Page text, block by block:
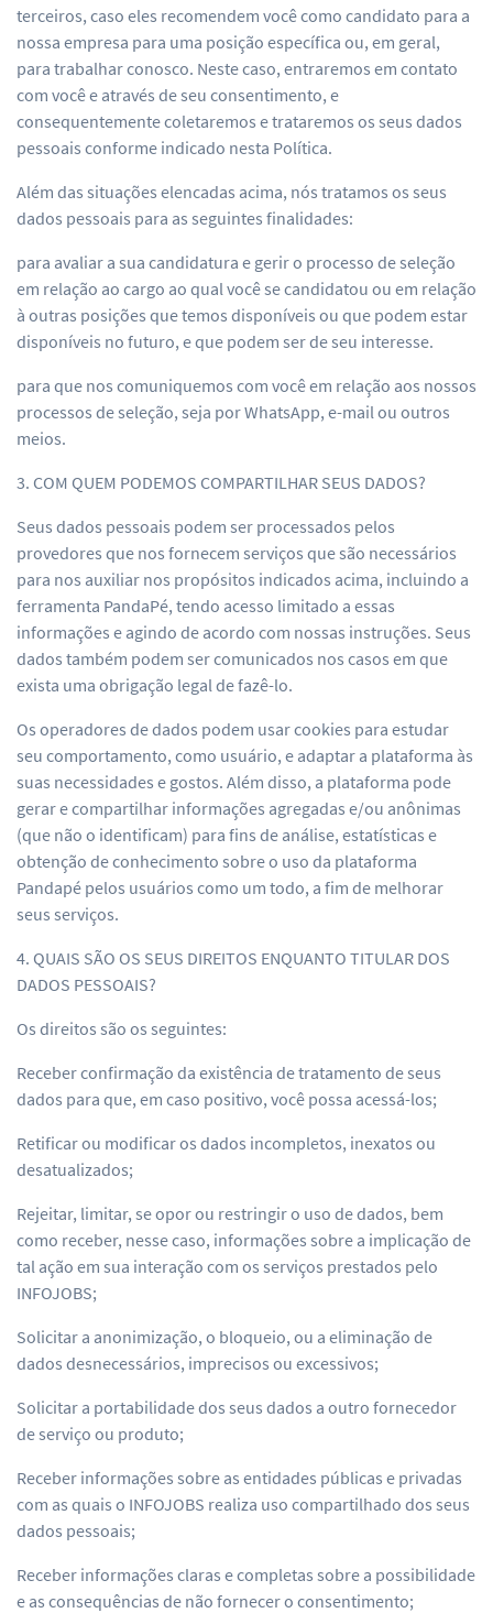
terceiros, caso eles recomendem você como candidato para a
nossa empresa para uma posição específica ou, em geral,
para trabalhar conosco. Neste caso, entraremos em contato
com você e através de seu consentimento, e
consequentemente coletaremos e trataremos os seus dados
pessoais conforme indicado nesta Política.
Além das situações elencadas acima, nós tratamos os seus
dados pessoais para as seguintes finalidades:
para avaliar a sua candidatura e gerir o processo de seleção
em relação ao cargo ao qual você se candidatou ou em relação
à outras posições que temos disponíveis ou que podem estar
disponíveis no futuro, e que podem ser de seu interesse.
para que nos comuniquemos com você em relação aos nossos
processos de seleção, seja por WhatsApp, e-mail ou outros
meios.
3. COM QUEM PODEMOS COMPARTILHAR SEUS DADOS?
Seus dados pessoais podem ser processados pelos
provedores que nos fornecem serviços que são necessários
para nos auxiliar nos propósitos indicados acima, incluindo a
ferramenta PandaPé, tendo acesso limitado a essas
informações e agindo de acordo com nossas instruções. Seus
dados também podem ser comunicados nos casos em que
exista uma obrigação legal de fazê-lo.
Os operadores de dados podem usar cookies para estudar
seu comportamento, como usuário, e adaptar a plataforma às
suas necessidades e gostos. Além disso, a plataforma pode
gerar e compartilhar informações agregadas e/ou anônimas
(que não o identificam) para fins de análise, estatísticas e
obtenção de conhecimento sobre o uso da plataforma
Pandapé pelos usuários como um todo, a fim de melhorar
seus serviços.
4. QUAIS SÃO OS SEUS DIREITOS ENQUANTO TITULAR DOS
DADOS PESSOAIS?
Os direitos são os seguintes:
Receber confirmação da existência de tratamento de seus
dados para que, em caso positivo, você possa acessá-los;
Retificar ou modificar os dados incompletos, inexatos ou
desatualizados;
Rejeitar, limitar, se opor ou restringir o uso de dados, bem
como receber, nesse caso, informações sobre a implicação de
tal ação em sua interação com os serviços prestados pelo
INFOJOBS;
Solicitar a anonimização, o bloqueio, ou a eliminação de
dados desnecessários, imprecisos ou excessivos;
Solicitar a portabilidade dos seus dados a outro fornecedor
de serviço ou produto;
Receber informações sobre as entidades públicas e privadas
com as quais o INFOJOBS realiza uso compartilhado dos seus
dados pessoais;
Receber informações claras e completas sobre a possibilidade
e as consequências de não fornecer o consentimento;